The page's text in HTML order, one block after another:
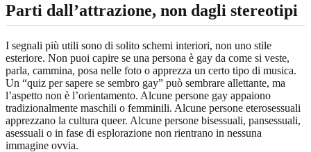
Parti dall’attrazione, non dagli stereotipi
I segnali più utili sono di solito schemi interiori, non uno stile
esteriore. Non puoi capire se una persona è gay da come si veste,
parla, cammina, posa nelle foto o apprezza un certo tipo di musica.
Un “quiz per sapere se sembro gay” può sembrare allettante, ma
l’aspetto non è l’orientamento. Alcune persone gay appaiono
tradizionalmente maschili o femminili. Alcune persone eterosessuali
apprezzano la cultura queer. Alcune persone bisessuali, pansessuali,
asessuali o in fase di esplorazione non rientrano in nessuna
immagine ovvia.